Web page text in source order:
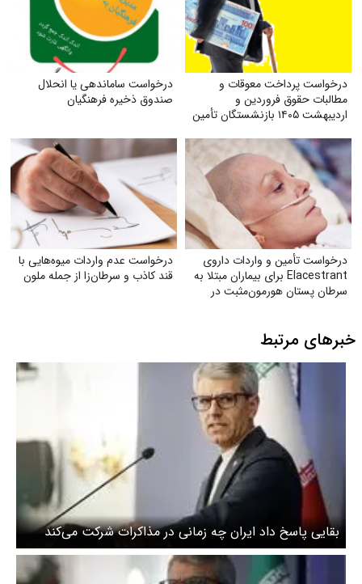
درخواست پرداخت معوقات و
مطالبات حقوق فروردین و
اردیبهشت ۱۴۰۵ بازنشستگان تأمین
درخواست ساماندهی یا انحلال
صندوق ذخیره فرهنگیان
درخواست تأمین و واردات داروی
Elacestrant برای بیماران مبتلا به
سرطان پستان هورمون‌مثبت در
درخواست عدم واردات میوه‌هایی با
قند کاذب و سرطان‌زا از جمله ملون
خبرهای مرتبط
بقایی پاسخ داد ایران چه زمانی در مذاکرات شرکت می‌کند